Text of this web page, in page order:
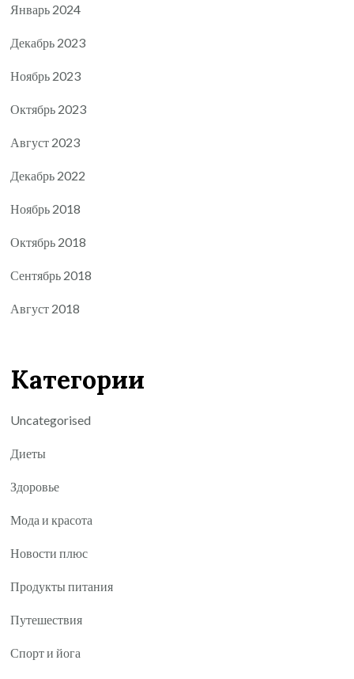
Январь 2024
Декабрь 2023
Ноябрь 2023
Октябрь 2023
Август 2023
Декабрь 2022
Ноябрь 2018
Октябрь 2018
Сентябрь 2018
Август 2018
Категории
Uncategorised
Диеты
Здоровье
Мода и красота
Новости плюс
Продукты питания
Путешествия
Спорт и йога